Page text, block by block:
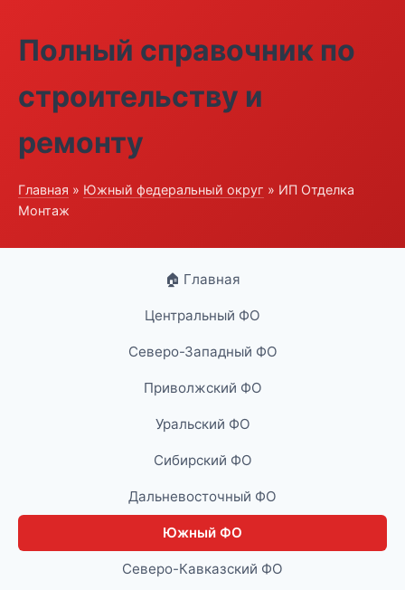
Полный справочник по
строительству и
ремонту
Главная » Южный федеральный округ » ИП Отделка
Монтаж
🏠 Главная
Центральный ФО
Северо-Западный ФО
Приволжский ФО
Уральский ФО
Сибирский ФО
Дальневосточный ФО
Южный ФО
Северо-Кавказский ФО